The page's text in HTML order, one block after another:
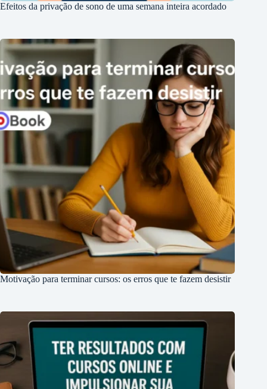
Efeitos da privação de sono de uma semana inteira acordado
Motivação para terminar cursos: os erros que te fazem desistir